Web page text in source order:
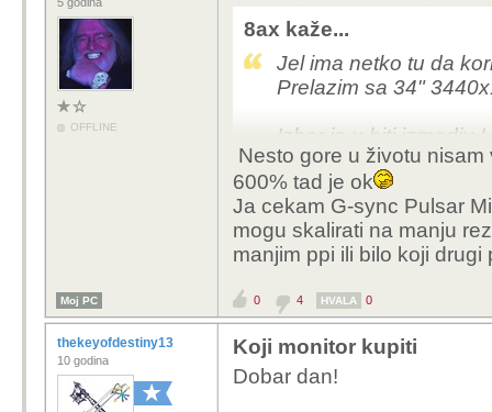
OFFLINE
8ax kaže...
Jel ima netko tu da
Prelazim sa 34"
Izbor je u biti izmedju
puno vise naginjem
graficku za uopce
Nesto gore u životu
600% tad je ok
Ja cekam G-sync Pulsar
mogu skalirati na manju
manjim ppi ili bilo koji drugi
Moj PC 0 4 HVALA 0
thekeyofdestiny13
10 godina
Koji monitor kupiti
Dobar dan!